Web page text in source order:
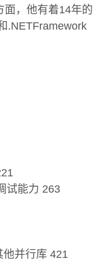
面，他有着14年的
.NETFramework
试能力 263
并行库 421